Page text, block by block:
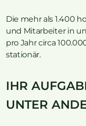
Die mehr als 1.400
und Mitarbeiter in
pro Jahr circa
stationär.
IHR
UNTER